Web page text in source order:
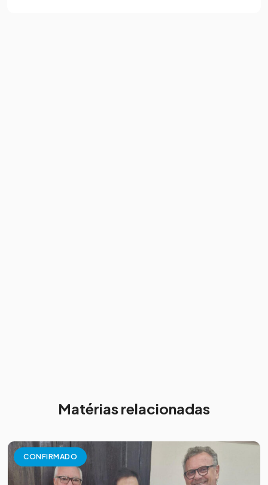
Matérias relacionadas
CONFIRMADO